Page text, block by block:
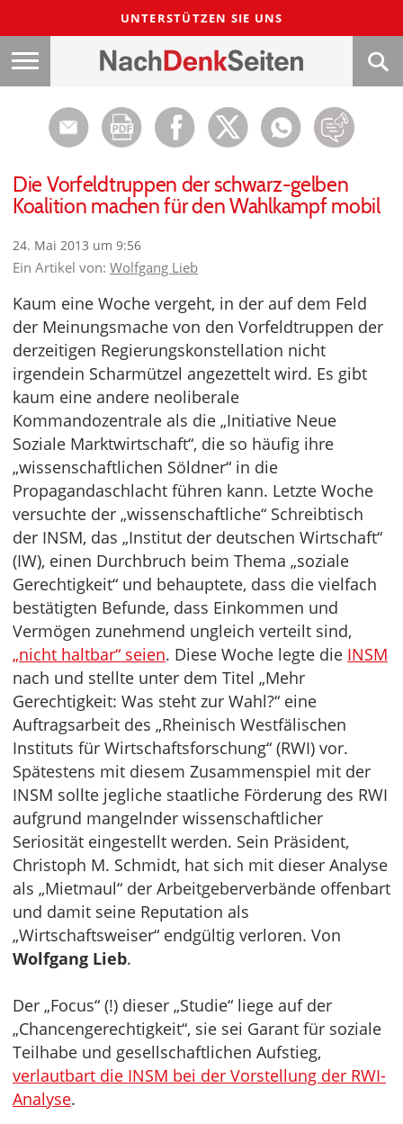
UNTERSTÜTZEN SIE UNS
Die Vorfeldtruppen der schwarz-gelben
Koalition machen für den Wahlkampf mobil
24. Mai 2013 um 9:56
Ein Artikel von: Wolfgang Lieb
Kaum eine Woche vergeht, in der auf dem Feld
der Meinungsmache von den Vorfeldtruppen der
derzeitigen Regierungskonstellation nicht
irgendein Scharmützel angezettelt wird. Es gibt
kaum eine andere neoliberale
Kommandozentrale als die „Initiative Neue
Soziale Marktwirtschaft“, die so häufig ihre
„wissenschaftlichen Söldner“ in die
Propagandaschlacht führen kann. Letzte Woche
versuchte der „wissenschaftliche“ Schreibtisch
der INSM, das „Institut der deutschen Wirtschaft“
(IW), einen Durchbruch beim Thema „soziale
Gerechtigkeit“ und behauptete, dass die vielfach
bestätigten Befunde, dass Einkommen und
Vermögen zunehmend ungleich verteilt sind,
„nicht haltbar“ seien. Diese Woche legte die INSM
nach und stellte unter dem Titel „Mehr
Gerechtigkeit: Was steht zur Wahl?“ eine
Auftragsarbeit des „Rheinisch Westfälischen
Instituts für Wirtschaftsforschung“ (RWI) vor.
Spätestens mit diesem Zusammenspiel mit der
INSM sollte jegliche staatliche Förderung des RWI
aufgrund mangelnder wissenschaftlicher
Seriosität eingestellt werden. Sein Präsident,
Christoph M. Schmidt, hat sich mit dieser Analyse
als „Mietmaul“ der Arbeitgeberverbände offenbart
und damit seine Reputation als
„Wirtschaftsweiser“ endgültig verloren. Von
Wolfgang Lieb.
Der „Focus“ (!) dieser „Studie“ liege auf der
„Chancengerechtigkeit“, sie sei Garant für soziale
Teilhabe und gesellschaftlichen Aufstieg,
verlautbart die INSM bei der Vorstellung der RWI-
Analyse.